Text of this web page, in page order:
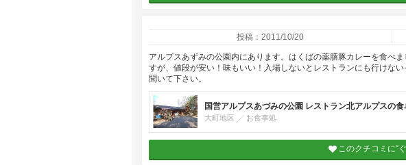
投稿：2011/10/20
アルプスあずみの公園内にあります。はくばの薬膳豚カレーを食べ
すが、値段が安い！味もいい！入場しないとレストランにも行けな
聞いて下さい。
国営アルプスあづみの公園 レストラン北アルプスの食
大町地区 お食事処
このクチコミに“